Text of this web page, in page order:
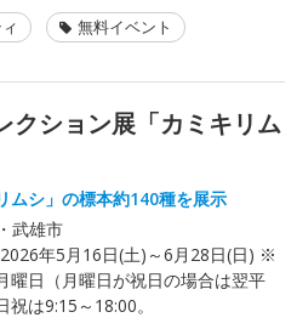
無料イベント
クション展「カミキリム
ムシ」の標本約140種を展示
武雄市
2026年5月16日(土)～6月28日(日) ※
曜日（月曜日が祝日の場合は翌平
祝は9:15～18:00。